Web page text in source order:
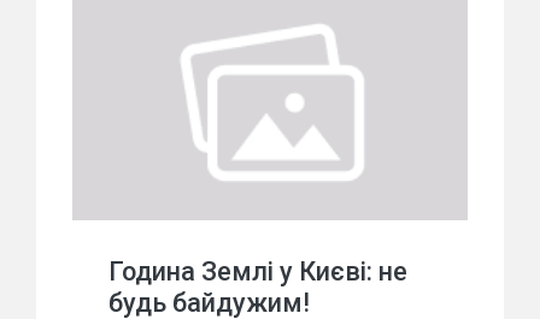
Година Землі у Києві: не
будь байдужим!